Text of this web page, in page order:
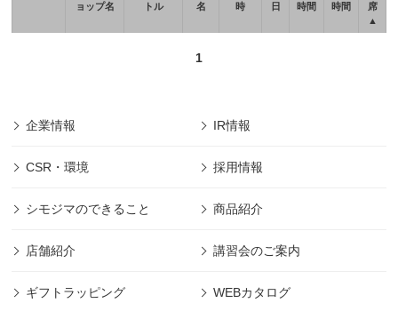
ョップ名
トル
名
時
日
時間
時間
席
▲
1
企業情報 IR情報
CSR・環境 採用情報
シモジマのできること 商品紹介
店舗紹介 講習会のご案内
ギフトラッピング WEBカタログ